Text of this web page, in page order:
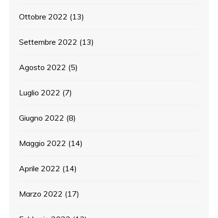
Ottobre 2022 (13)
Settembre 2022 (13)
Agosto 2022 (5)
Luglio 2022 (7)
Giugno 2022 (8)
Maggio 2022 (14)
Aprile 2022 (14)
Marzo 2022 (17)